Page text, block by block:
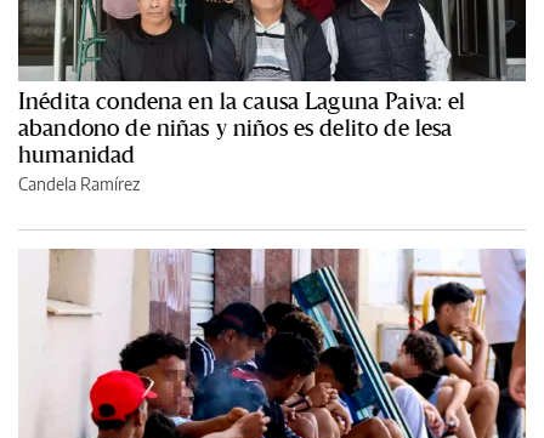
Inédita condena en la causa Laguna Paiva: el
abandono de niñas y niños es delito de lesa
humanidad
Candela Ramírez